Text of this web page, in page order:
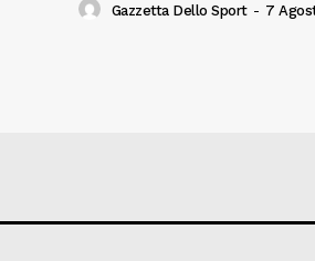
Gazzetta Dello Sport - 7